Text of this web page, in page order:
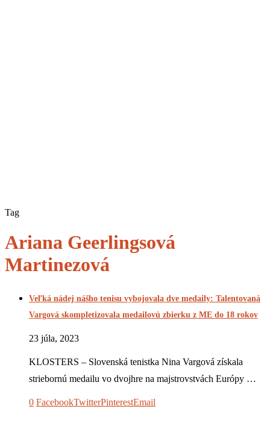
Tag
Ariana Geerlingsová
Martinezová
Veľká nádej nášho tenisu vybojovala dve medaily: Talentovaná
Vargová skompletizovala medailovú zbierku z ME do 18 rokov
23 júla, 2023
KLOSTERS – Slovenská tenistka Nina Vargová získala
striebornú medailu vo dvojhre na majstrovstvách Európy …
0 FacebookTwitterPinterestEmail